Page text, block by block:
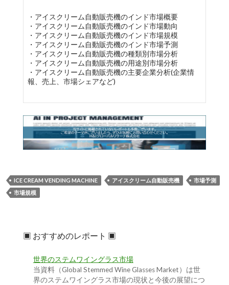
・アイスクリーム自動販売機のインド市場概要
・アイスクリーム自動販売機のインド市場動向
・アイスクリーム自動販売機のインド市場規模
・アイスクリーム自動販売機のインド市場予測
・アイスクリーム自動販売機の種類別市場分析
・アイスクリーム自動販売機の用途別市場分析
・アイスクリーム自動販売機の主要企業分析(企業情
報、売上、市場シェアなど)
ICE CREAM VENDING MACHINE アイスクリーム自動販売機
市場予測
市場規模
▣ おすすめのレポート ▣
世界のステムワイングラス市場
当資料（Global Stemmed Wine Glasses Market）は世
界のステムワイングラス市場の現状と今後の展望につ